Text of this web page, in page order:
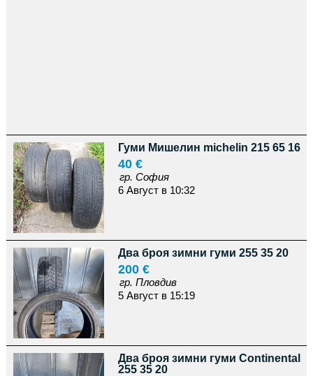
Гуми Мишелин michelin 215 65 16
40 €
гр. София
6 Август в 10:32
Два броя зимни гуми 255 35 20
200 €
гр. Пловдив
5 Август в 15:19
Два броя зимни гуми Continental
255 35 20